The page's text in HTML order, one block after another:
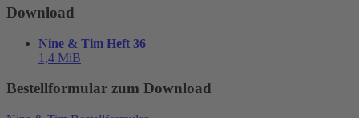
Download
Nine & Tim Heft 36
1,4 MiB
Bestellformular zum Download